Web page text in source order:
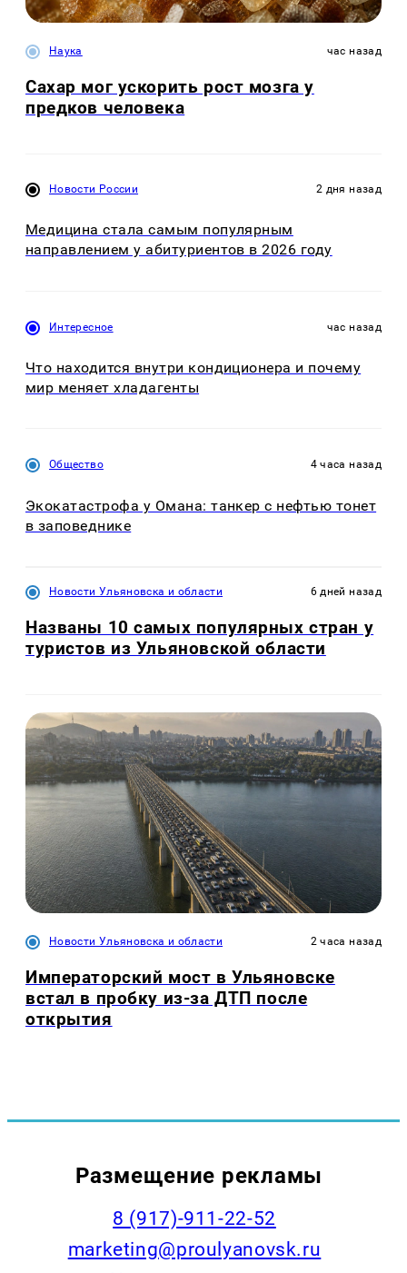
Наука час назад
Сахар мог ускорить рост мозга у
предков человека
Новости России 2 дня назад
Медицина стала самым популярным
направлением у абитуриентов в 2026 году
Интересное час назад
Что находится внутри кондиционера и почему
мир меняет хладагенты
Общество 4 часа назад
Экокатастрофа у Омана: танкер с нефтью тонет
в заповеднике
Новости Ульяновска и области 6 дней назад
Названы 10 самых популярных стран у
туристов из Ульяновской области
Новости Ульяновска и области 2 часа назад
Императорский мост в Ульяновске
встал в пробку из-за ДТП после
открытия
Размещение рекламы
8 (917)-911-22-52
marketing@proulyanovsk.ru